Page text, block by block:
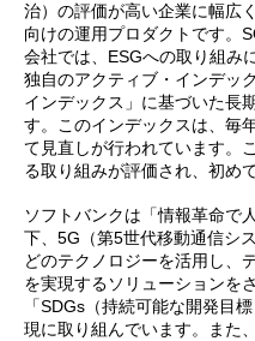
治）の評価が高い企業に幅広
向けの運用プロダクトです。
会社では、ESGへの取り組み
独自のアクティブ・インデッ
インデックス」に基づいた長
す。このインデックスは、毎
て見直しが行われています。
る取り組みが評価され、初め
ソフトバンクは「情報革命で
下、5G（第5世代移動通信シ
どのテクノロジーを活用し、
を実現するソリューションを
「SDGs（持続可能な開発目
現に取り組んでいます。また